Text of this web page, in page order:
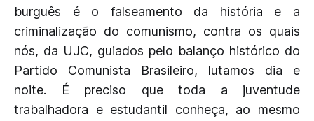
burguês é o falseamento da história e a
criminalização do comunismo, contra os quais
nós, da UJC, guiados pelo balanço histórico do
Partido Comunista Brasileiro, lutamos dia e
noite. É preciso que toda a juventude
trabalhadora e estudantil conheça, ao mesmo